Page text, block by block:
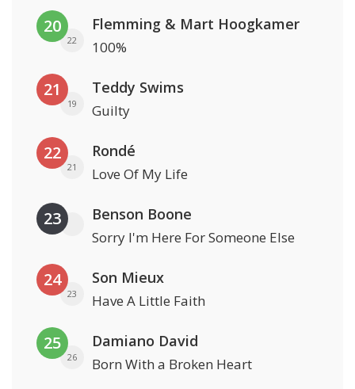
20
22
Flemming & Mart Hoogkamer
100%
21
19
Teddy Swims
Guilty
22
21
Rondé
Love Of My Life
23 Benson Boone
Sorry I'm Here For Someone Else
24
23
Son Mieux
Have A Little Faith
25
26
Damiano David
Born With a Broken Heart